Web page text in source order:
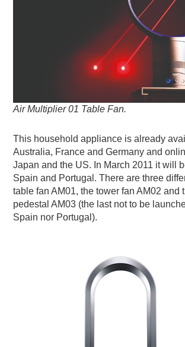
Air Multiplier 01 Table Fan.
This household appliance is already
Australia, France and Germany and
Japan and the US. In March 2011 it will
Spain and Portugal. There are three
table fan AM01, the tower fan AM02 and
pedestal AM03 (the last not to be
Spain nor Portugal).